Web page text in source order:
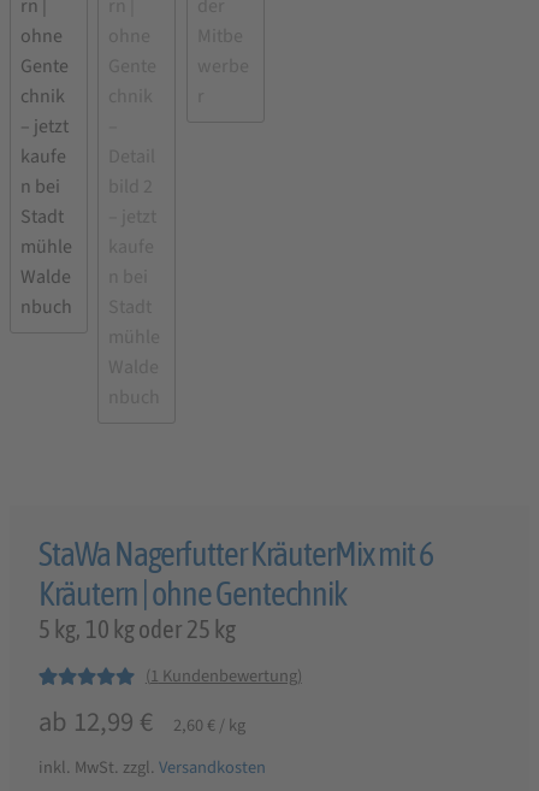
StaWa Nagerfutter KräuterMix mit 6
Kräutern | ohne Gentechnik
5 kg, 10 kg oder 25 kg
5.00 von 5,
basierend auf
(1Kundenbewertung)
ab 12,99 € 2,60 € /kg
inkl. MwSt. zzgl. Versandkosten